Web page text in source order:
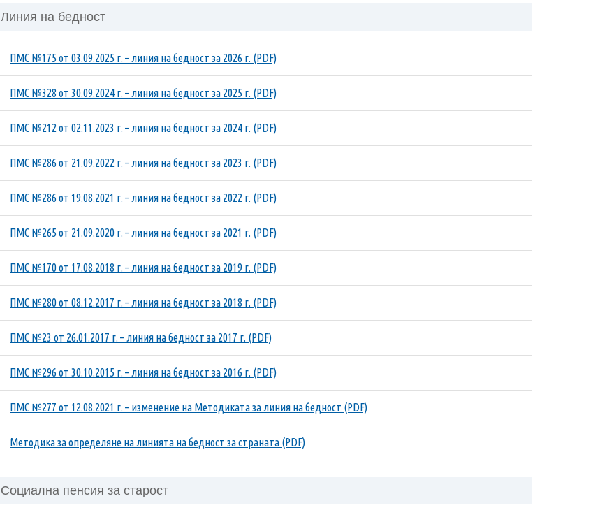
Линия на бедност
ПМС №175 от 03.09.2025 г. – линия на бедност за 2026 г. (PDF)
ПМС №328 от 30.09.2024 г. – линия на бедност за 2025 г. (PDF)
ПМС №212 от 02.11.2023 г. – линия на бедност за 2024 г. (PDF)
ПМС №286 от 21.09.2022 г. – линия на бедност за 2023 г. (PDF)
ПМС №286 от 19.08.2021 г. – линия на бедност за 2022 г. (PDF)
ПМС №265 от 21.09.2020 г. – линия на бедност за 2021 г. (PDF)
ПМС №170 от 17.08.2018 г. – линия на бедност за 2019 г. (PDF)
ПМС №280 от 08.12.2017 г. – линия на бедност за 2018 г. (PDF)
ПМС №23 от 26.01.2017 г. – линия на бедност за 2017 г. (PDF)
ПМС №296 от 30.10.2015 г. – линия на бедност за 2016 г. (PDF)
ПМС №277 от 12.08.2021 г. – изменение на Методиката за линия на бедност (PDF)
Методика за определяне на линията на бедност за страната (PDF)
Социална пенсия за старост